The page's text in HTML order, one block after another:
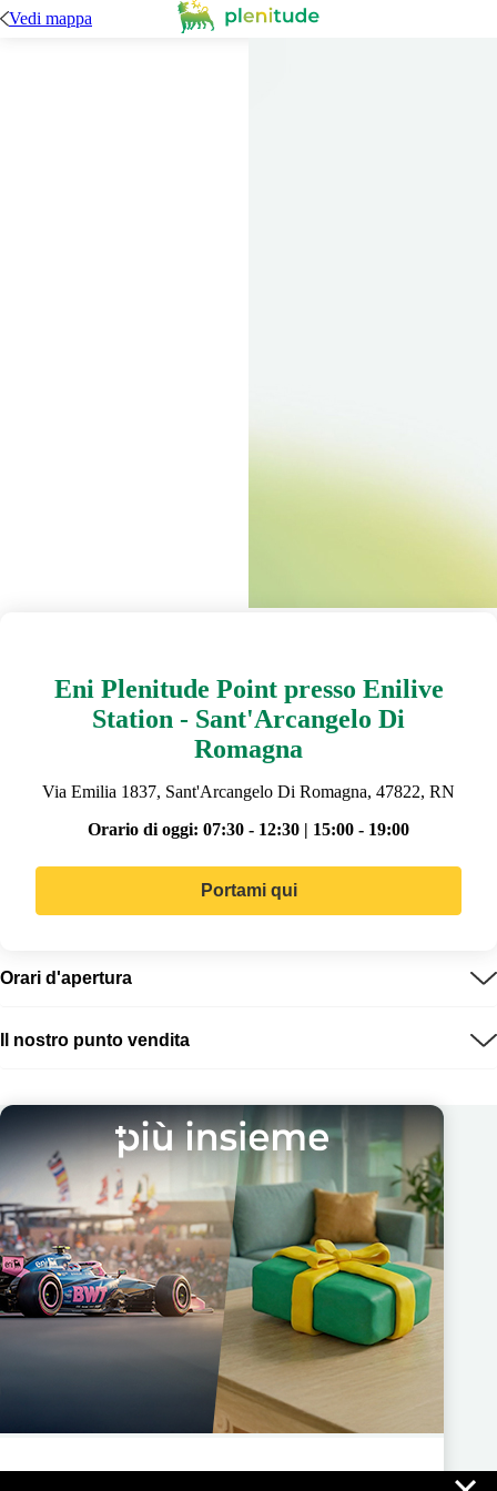
Vedi mappa
Eni Plenitude Point presso Enilive
Station - Sant'Arcangelo Di
Romagna
Via Emilia 1837, Sant'Arcangelo Di Romagna, 47822, RN
Orario di oggi: 07:30 - 12:30 | 15:00 - 19:00
Portami qui
Orari d'apertura
Il nostro punto vendita